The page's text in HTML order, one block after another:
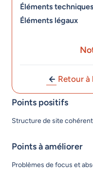
Éléments techniques
Éléments légaux
Retour à
Points positifs
Structure de site
Points à améliorer
Problèmes de focus et